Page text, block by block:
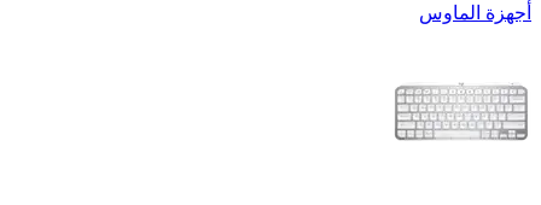
أجهزة الماوس